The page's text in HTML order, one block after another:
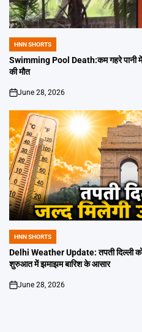
POSTED
IN
HNN SHORTS
Swimming Pool Death:कम गहरे पानी में
की मौत
on
June 28, 2026
POSTED
IN
HNN SHORTS
Delhi Weather Update: तपती दिल्ली
शुरुआत में झमाझम बारिश के आसार
on
June 28, 2026